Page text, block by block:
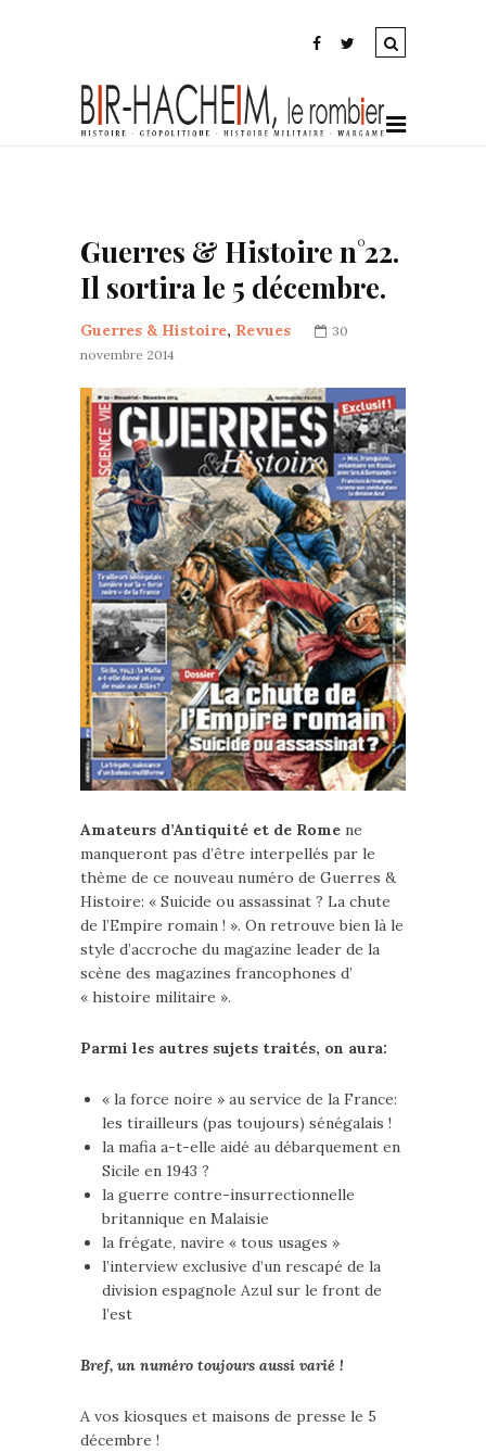
Guerres & Histoire n°22.
Il sortira le 5 décembre.
Guerres & Histoire, Revues
30
novembre 2014
Amateurs d’Antiquité et de Rome ne
manqueront pas d’être interpellés par le
thème de ce nouveau numéro de Guerres &
Histoire: « Suicide ou assassinat ? La chute
de l’Empire romain ! ». On retrouve bien là le
style d’accroche du magazine leader de la
scène des magazines francophones d’
« histoire militaire ».
Parmi les autres sujets traités, on aura:
« la force noire » au service de la France:
les tirailleurs (pas toujours) sénégalais !
la mafia a-t-elle aidé au débarquement en
Sicile en 1943 ?
la guerre contre-insurrectionnelle
britannique en Malaisie
la frégate, navire « tous usages »
l’interview exclusive d’un rescapé de la
division espagnole Azul sur le front de
l’est
Bref, un numéro toujours aussi varié !
A vos kiosques et maisons de presse le 5
décembre !